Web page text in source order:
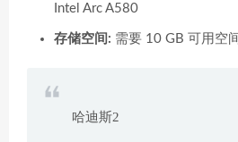
Intel Arc A580
存储空间: 需要 10 GB 可用空间
哈迪斯2